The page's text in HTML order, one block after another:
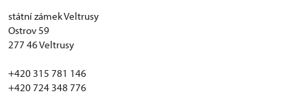
státní zámek Veltrusy
Ostrov 59
277 46 Veltrusy
+420 315 781 146
+420 724 348 776